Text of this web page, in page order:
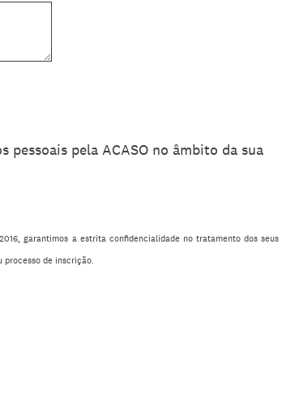
pela ACASO no âmbito da sua
garantimos a estrita confidencialidade no tratamento dos seus
processo de inscrição.